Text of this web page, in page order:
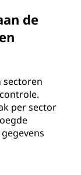
de
sectoren
per sector